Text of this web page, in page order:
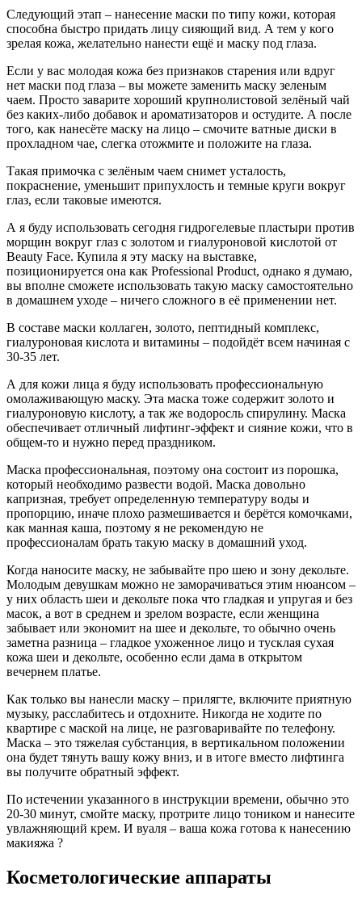
Следующий этап – нанесение маски по типу кожи, которая
способна быстро придать лицу сияющий вид. А тем у кого
зрелая кожа, желательно нанести ещё и маску под глаза.
Если у вас молодая кожа без признаков старения или вдруг
нет маски под глаза – вы можете заменить маску зеленым
чаем. Просто заварите хороший крупнолистовой зелёный чай
без каких-либо добавок и ароматизаторов и остудите. А после
того, как нанесёте маску на лицо – смочите ватные диски в
прохладном чае, слегка отожмите и положите на глаза.
Такая примочка с зелёным чаем снимет усталость,
покраснение, уменьшит припухлость и темные круги вокруг
глаз, если таковые имеются.
А я буду использовать сегодня гидрогелевые пластыри против
морщин вокруг глаз с золотом и гиалуроновой кислотой от
Beauty Face. Купила я эту маску на выставке,
позиционируется она как Professional Product, однако я думаю,
вы вполне сможете использовать такую маску самостоятельно
в домашнем уходе – ничего сложного в её применении нет.
В составе маски коллаген, золото, пептидный комплекс,
гиалуроновая кислота и витамины – подойдёт всем начиная с
30-35 лет.
А для кожи лица я буду использовать профессиональную
омолаживающую маску. Эта маска тоже содержит золото и
гиалуроновую кислоту, а так же водоросль спирулину. Маска
обеспечивает отличный лифтинг-эффект и сияние кожи, что в
общем-то и нужно перед праздником.
Маска профессиональная, поэтому она состоит из порошка,
который необходимо развести водой. Маска довольно
капризная, требует определенную температуру воды и
пропорцию, иначе плохо размешивается и берётся комочками,
как манная каша, поэтому я не рекомендую не
профессионалам брать такую маску в домашний уход.
Когда наносите маску, не забывайте про шею и зону декольте.
Молодым девушкам можно не заморачиваться этим нюансом –
у них область шеи и декольте пока что гладкая и упругая и без
масок, а вот в среднем и зрелом возрасте, если женщина
забывает или экономит на шее и декольте, то обычно очень
заметна разница – гладкое ухоженное лицо и тусклая сухая
кожа шеи и декольте, особенно если дама в открытом
вечернем платье.
Как только вы нанесли маску – прилягте, включите приятную
музыку, расслабитесь и отдохните. Никогда не ходите по
квартире с маской на лице, не разговаривайте по телефону.
Маска – это тяжелая субстанция, в вертикальном положении
она будет тянуть вашу кожу вниз, и в итоге вместо лифтинга
вы получите обратный эффект.
По истечении указанного в инструкции времени, обычно это
20-30 минут, смойте маску, протрите лицо тоником и нанесите
увлажняющий крем. И вуаля – ваша кожа готова к нанесению
макияжа ?
Косметологические аппараты